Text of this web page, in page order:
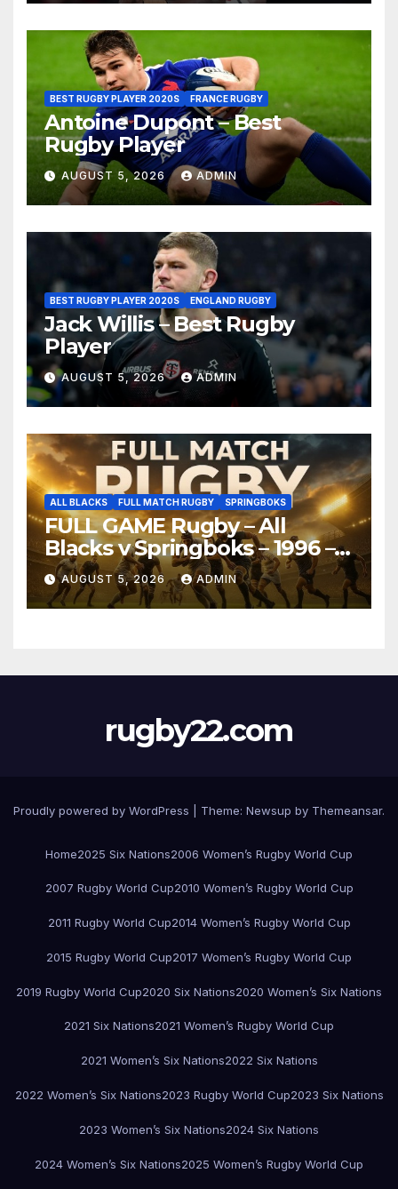
BEST RUGBY PLAYER 2020S FRANCE RUGBY
Antoine Dupont – Best
Rugby Player
AUGUST 5, 2026 ADMIN
BEST RUGBY PLAYER 2020S ENGLAND RUGBY
Jack Willis – Best Rugby
Player
AUGUST 5, 2026 ADMIN
ALL BLACKS FULL MATCH RUGBY SPRINGBOKS
FULL GAME Rugby – All
Blacks v Springboks – 1996 –
Pretoria
AUGUST 5, 2026 ADMIN
rugby22.com
Proudly powered by WordPress Theme: Newsup by Themeansar.
Home2025 Six Nations2006 Women’s Rugby World Cup
2007 Rugby World Cup2010 Women’s Rugby World Cup
2011 Rugby World Cup2014 Women’s Rugby World Cup
2015 Rugby World Cup2017 Women’s Rugby World Cup
2019 Rugby World Cup2020 Six Nations2020 Women’s Six Nations
2021 Six Nations2021 Women’s Rugby World Cup
2021 Women’s Six Nations2022 Six Nations
2022 Women’s Six Nations2023 Rugby World Cup2023 Six Nations
2023 Women’s Six Nations2024 Six Nations
2024 Women’s Six Nations2025 Women’s Rugby World Cup